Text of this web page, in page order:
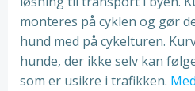
monteres på cyklen og gør
hund med på cykelturen.
hunde, der ikke selv kan
som er usikre i trafikken.